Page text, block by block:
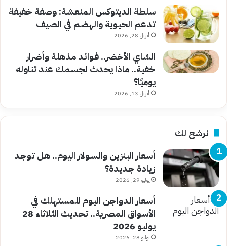
سلطة الديتوكس المنعشة: وصفة خفيفة
تدعم الحيوية والهضم في الصيف
أبريل 28, 2026
الشاي الأخضر.. فوائد مذهلة وأضرار
خفية.. ماذا يحدث لجسمك عند تناوله
يوميًا؟
أبريل 13, 2026
نرشح لك
أسعار البنزين والسولار اليوم.. هل توجد
زيادة جديدة؟
يوليو 29, 2026
أسعار الدواجن اليوم للمستهلك في
الأسواق المصرية.. تحديث الثلاثاء 28
يوليو 2026
يوليو 28, 2026